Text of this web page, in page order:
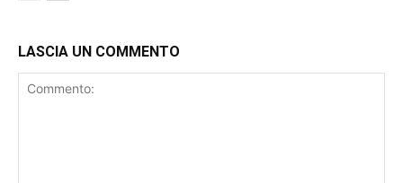
LASCIA UN COMMENTO